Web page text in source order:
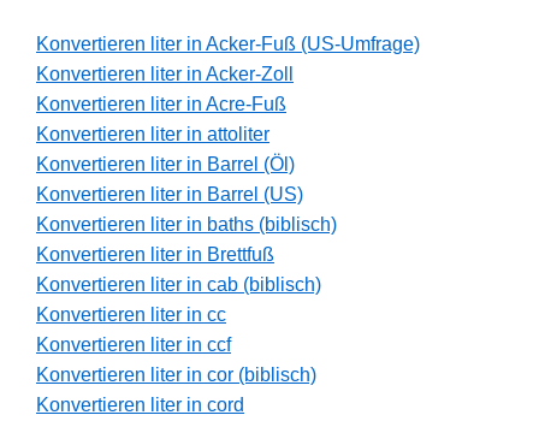
Konvertieren liter in Acker-Fuß (US-Umfrage)
Konvertieren liter in Acker-Zoll
Konvertieren liter in Acre-Fuß
Konvertieren liter in attoliter
Konvertieren liter in Barrel (Öl)
Konvertieren liter in Barrel (US)
Konvertieren liter in baths (biblisch)
Konvertieren liter in Brettfuß
Konvertieren liter in cab (biblisch)
Konvertieren liter in cc
Konvertieren liter in ccf
Konvertieren liter in cor (biblisch)
Konvertieren liter in cord